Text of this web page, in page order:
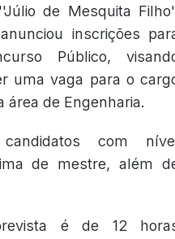
de Mesquita
inscrições
Público,
uma vaga para o
área de Engenharia.
com
de mestre, além
é de 12